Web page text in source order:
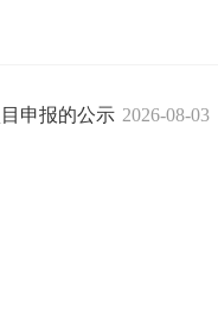
申报的公示 2026-08-03